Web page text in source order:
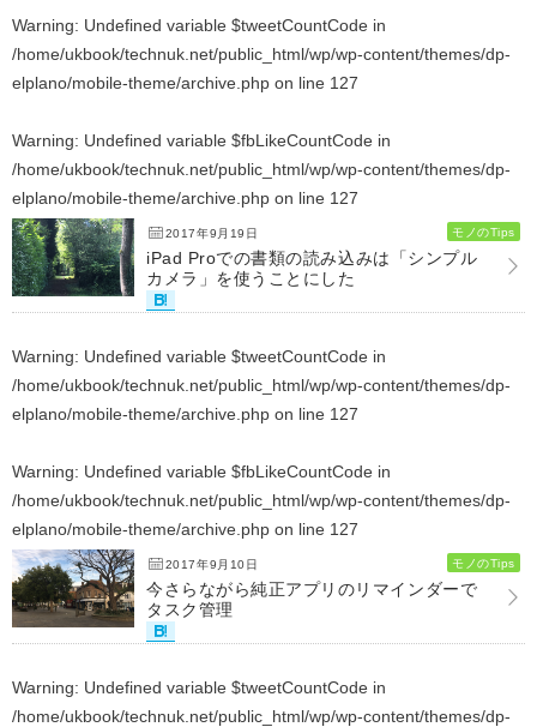
Warning: Undefined variable $tweetCountCode in
/home/ukbook/technuk.net/public_html/wp/wp-content/themes/dp-
elplano/mobile-theme/archive.php on line 127
Warning: Undefined variable $fbLikeCountCode in
/home/ukbook/technuk.net/public_html/wp/wp-content/themes/dp-
elplano/mobile-theme/archive.php on line 127
2017年9月19日 モノのTips
iPad Proでの書類の読み込みは「シンプル
カメラ」を使うことにした
Warning: Undefined variable $tweetCountCode in
/home/ukbook/technuk.net/public_html/wp/wp-content/themes/dp-
elplano/mobile-theme/archive.php on line 127
Warning: Undefined variable $fbLikeCountCode in
/home/ukbook/technuk.net/public_html/wp/wp-content/themes/dp-
elplano/mobile-theme/archive.php on line 127
2017年9月10日 モノのTips
今さらながら純正アプリのリマインダーで
タスク管理
Warning: Undefined variable $tweetCountCode in
/home/ukbook/technuk.net/public_html/wp/wp-content/themes/dp-